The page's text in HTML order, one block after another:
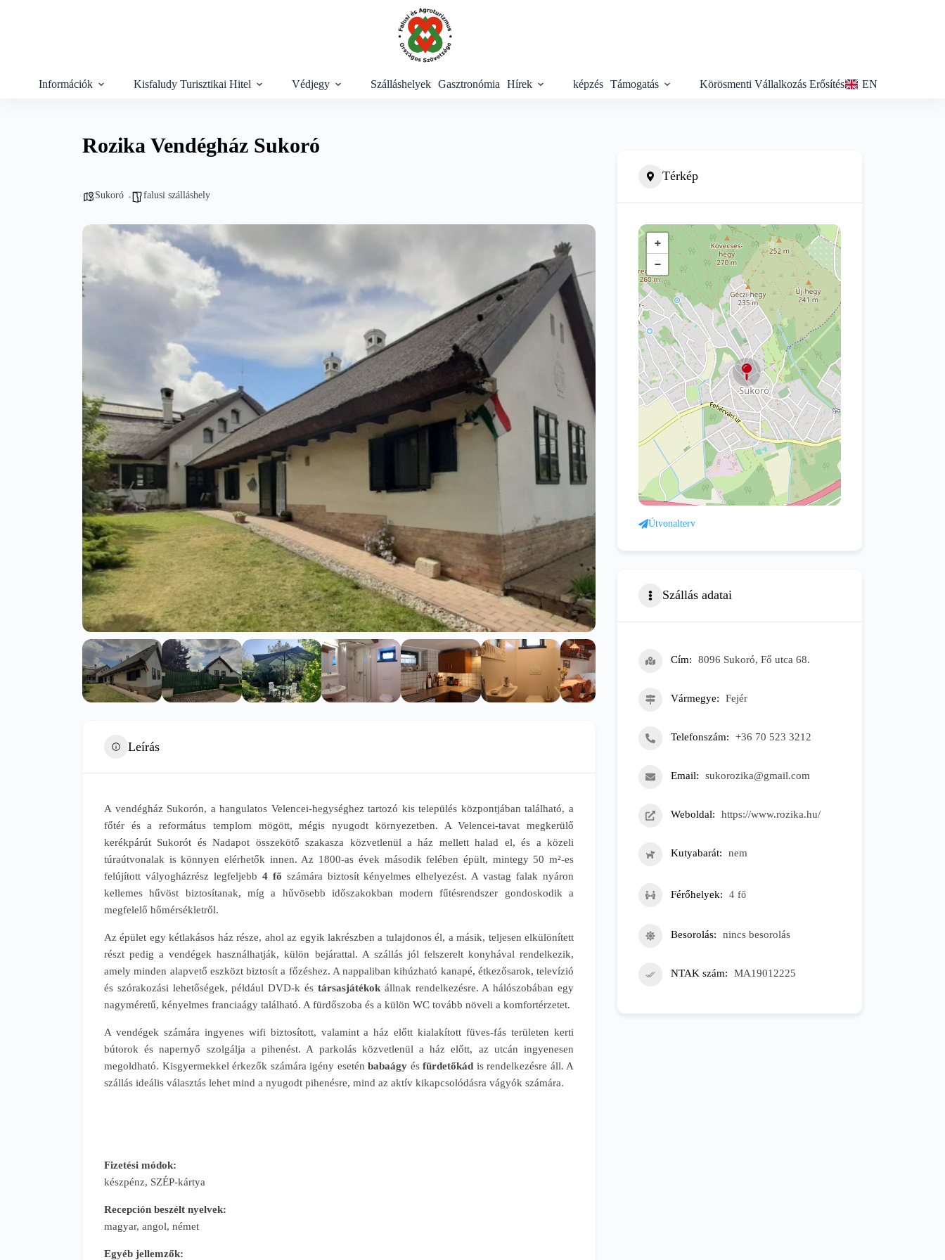
Információk Kisfaludy Turisztikai Hitel Védjegy Szálláshelyek Gasztronómia Hírek képzés Támogatás Körösmenti Vállalkozás Erősítés EN
Rozika Vendégház Sukoró
Sukoró falusi szálláshely
Leírás
A vendégház Sukorón, a hangulatos Velencei-hegységhez tartozó kis település központjában található, a
főtér és a református templom mögött, mégis nyugodt környezetben. A Velencei-tavat megkerülő
kerékpárút Sukorót és Nadapot összekötő szakasza közvetlenül a ház mellett halad el, és a közeli
túraútvonalak is könnyen elérhetők innen. Az 1800-as évek második felében épült, mintegy 50 m²-es
felújított vályogházrész legfeljebb 4 fő számára biztosít kényelmes elhelyezést. A vastag falak nyáron
kellemes hűvöst biztosítanak, míg a hűvösebb időszakokban modern fűtésrendszer gondoskodik a
megfelelő hőmérsékletről.
Az épület egy kétlakásos ház része, ahol az egyik lakrészben a tulajdonos él, a másik, teljesen elkülönített
részt pedig a vendégek használhatják, külön bejárattal. A szállás jól felszerelt konyhával rendelkezik,
amely minden alapvető eszközt biztosít a főzéshez. A nappaliban kihúzható kanapé, étkezősarok, televízió
és szórakozási lehetőségek, például DVD-k és társasjátékokállnak rendelkezésre. A hálószobában egy
nagyméretű, kényelmes franciaágy található. A fürdőszoba és a külön WC tovább növeli a komfortérzetet.
A vendégek számára ingyenes wifi biztosított, valamint a ház előtt kialakított füves-fás területen kerti
bútorok és napernyő szolgálja a pihenést. A parkolás közvetlenül a ház előtt, az utcán ingyenesen
megoldható. Kisgyermekkel érkezők számára igény esetén babaágy ésfürdetőkád is rendelkezésre áll. A
szállás ideális választás lehet mind a nyugodt pihenésre, mind az aktív kikapcsolódásra vágyók számára.
Fizetési módok:
készpénz, SZÉP-kártya
Recepción beszélt nyelvek:
magyar, angol, német
Egyéb jellemzők:
Térkép
+
−
Útvonalterv
Szállás adatai
Cím 8096 Sukoró, Fő utca 68.
Vármegye Fejér
Telefonszám +36 70 523 3212
Email sukorozika@gmail.com
Weboldal https://www.rozika.hu/
Kutyabarát nem
Férőhelyek 4 fő
Besorolás nincs besorolás
NTAK szám MA19012225